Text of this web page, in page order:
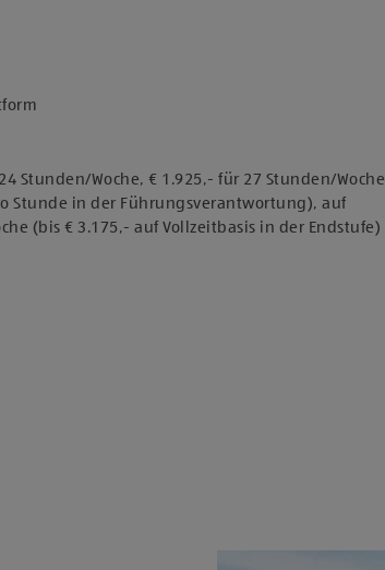
Stunden/Woche, € 1.925,- für 27 Stunden/Woche
Stunde in der Führungsverantwortung), auf
(bis € 3.175,- auf Vollzeitbasis in der Endstufe)